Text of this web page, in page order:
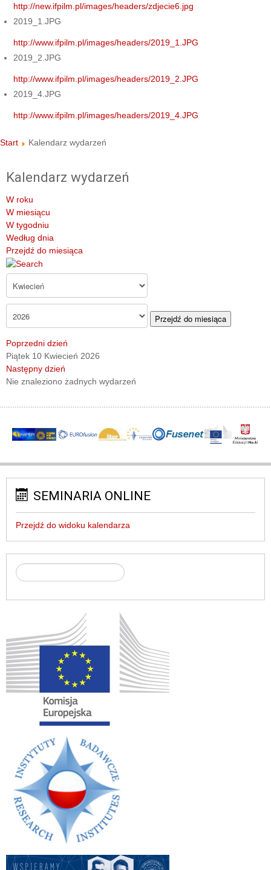
http://new.ifpilm.pl/images/headers/zdjecie6.jpg
2019_1.JPG
http://www.ifpilm.pl/images/headers/2019_1.JPG
2019_2.JPG
http://www.ifpilm.pl/images/headers/2019_2.JPG
2019_4.JPG
http://www.ifpilm.pl/images/headers/2019_4.JPG
Start Kalendarz wydarzeń
Kalendarz wydarzeń
W roku
W miesiącu
W tygodniu
Według dnia
Przejdź do miesiąca
Przejdź do miesiąca
Poprzedni dzień
Piątek 10 Kwiecień 2026
Następny dzień
Nie znaleziono żadnych wydarzeń
SEMINARIA ONLINE
Przejdź do widoku kalendarza